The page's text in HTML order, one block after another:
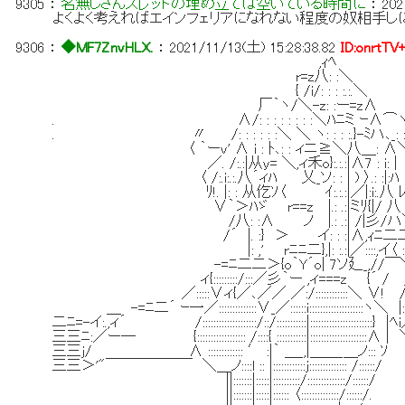
9305 ：名無しさんスレッドの埋め立ては空いている時間に ：
よくよく考えればエインフェリアになれない程度の奴相手し
9306 ：◆MF7ZnvHLX. ：2021/11/13(土) 15:28:38.82
,ｨﾍ
r=z八: :＼
{ /i/: : : :.:.＼
厂｀ヽ/＼-z: :ー=z∧
. ∧/: : : : : : : :＼ﾊﾆミ ｰ∧⌒
. 〃 /: : : : : :＼ ＼ ヽ: : : :.}-ﾐハ､_: :.
〈 ｀ーv' ∧ i : ﾄ､: : ィニ≧＼八＿: ∧＼
／. /:.:|从y= ＼,ィ禾o}:.:.:|∧7 : i: |
〈 /:.i:.:.八´ィﾊ 乂_ソ: : | ) 〉.: :|:ﾊ
ﾘ!. |: : 从仡ｿ〈 ｲ:.:.:|／|:i:.八
∨｀＞ﾊゞ r==z |.: .:|ミﾘ{|/ 八
/八: :∧ ノ |.: .:| /|彡/ハ
/´ |. :} ＞ イ: : :|∧,ｨﾆ二二Z
|: ,' rﾆﾆ二},|: :.:|／::::,イ〈
-=ﾆ二二＞{o｀Y´o| 7ソ廴_,//￣＼
ィ{:::::::::/:::／彡｀ー ,ィ===z {´ / ,/
／:::::∨ィ{／､／／ ／:/::::::::::::＼ ∨! /:三
＿ -=ﾆ二´ ｰ一／::::::::::::::∨_／::::::i::::::::::::::::::::ヽ＼ |:
二ﾆ=-イ:.,ィ´ /::::::::::::::::::::/::/
三三ﾆ:／ー─ {:::::::::::::::::: /::::{ :::::::::::|:::::::::::::::::::::∧ | ＼
三三j/ ∧ ::::::::::::: ′ :|｀ ＿_,|＿＿_＿ノ::: ｿ
三三＞'"￣￣￣￣￣￣ ＼＿ノ::::l :: |::::::::::::j:::::::::::::: /::::::/
||:::::::|:::::|::::::::::/::::::::::::::/::::::/
||:::::::|:::::|:::::: 〈::::::::::::::/::::::/. ＼